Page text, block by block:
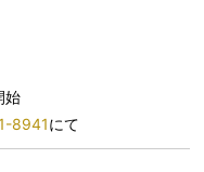
始
8941にて